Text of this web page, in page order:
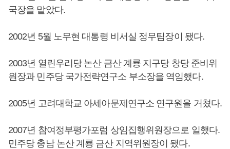
국장을 맡았다.
2002년 5월 노무현 대통령 비서실 정무팀장이 됐다.
2003년 열린우리당 논산 금산 계룡 지구당 창당 준비위
원장과 민주당 국가전략연구소 부소장을 역임했다.
2005년 고려대학교 아세아문제연구소 연구원을 거쳤다.
2007년 참여정부평가포럼 상임집행위원장으로 일했다.
민주당 충남 논산 계룡 금산 지역위원장이 됐다.